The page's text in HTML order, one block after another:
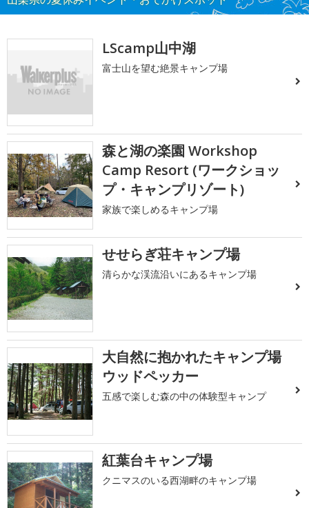
LScamp山中湖
富士山を望む絶景キャンプ場
森と湖の楽園 Workshop
Camp Resort (ワークショッ
プ・キャンプリゾート)
家族で楽しめるキャンプ場
せせらぎ荘キャンプ場
清らかな渓流沿いにあるキャンプ場
大自然に抱かれたキャンプ場
ウッドペッカー
五感で楽しむ森の中の体験型キャンプ
紅葉台キャンプ場
クニマスのいる西湖畔のキャンプ場